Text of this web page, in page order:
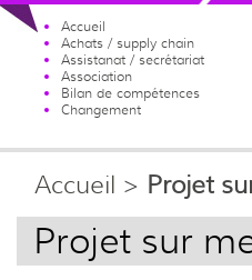
Accueil
Achats / supply chain
Assistanat / secrétariat
Association
Bilan de compétences
Changement
Accueil > Projet
Projet sur